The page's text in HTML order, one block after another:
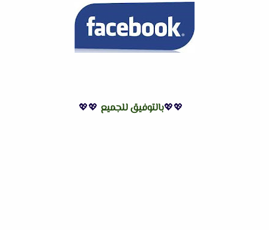
💖💖بالتوفيق للجميع 💖💖